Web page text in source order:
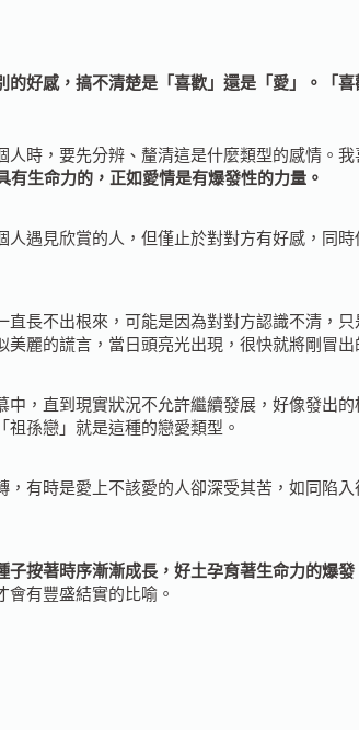
的好感，搞不清楚是「喜歡」還是「愛」。 「
，要先分辨、釐清這是什麼類型的感情。
生命力的，正如愛情是有爆發性的力量。
見欣賞的人，但僅止於對對方有好感，同
不出根來，可能是因為對對方認識不清，只
麗的謊言，當日頭亮光出現，很快就將剛冒
直到現實狀況不允許繼續發展，好像發出
祖孫戀」就是這種的戀愛類型。
，有時是愛上不該愛的人卻深受其苦，如同陷
著時序漸漸成長，好土孕育著生命力的爆發
有豐盛結實的比喻。